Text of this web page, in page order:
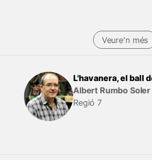
Veure'n més
L'havanera, el ball
Albert Rumbo Soler
Regió 7